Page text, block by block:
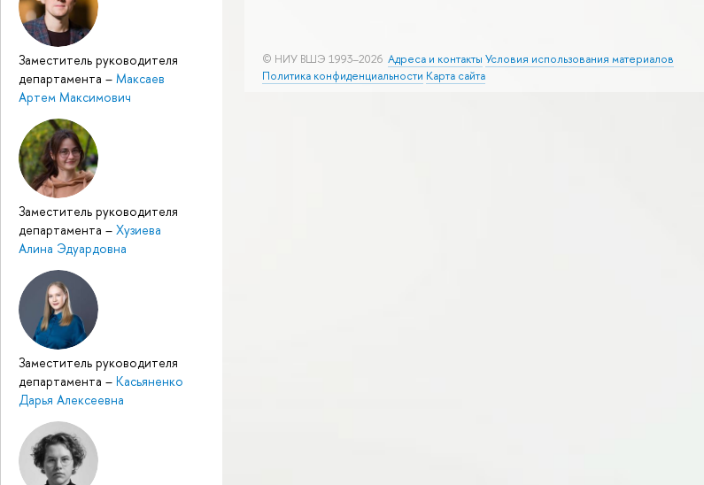
Заместитель руководителя
департамента – Максаев
Артем Максимович
Заместитель руководителя
департамента – Хузиева
Алина Эдуардовна
Заместитель руководителя
департамента – Касьяненко
Дарья Алексеевна
© НИУ ВШЭ 1993–2026 Адреса и контакты Условия использования материалов
Политика конфиденциальности Карта сайта